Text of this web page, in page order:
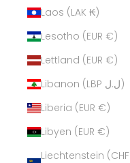
Laos (LAK ₭)
Lesotho (EUR €)
Lettland (EUR €)
Libanon (LBP ل.ل)
Liberia (EUR €)
Libyen (EUR €)
Liechtenstein (CHF